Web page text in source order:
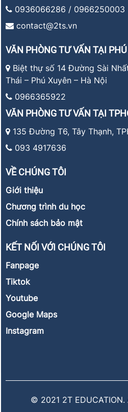
0936066286 / 0966250003
contact@2ts.vn
VĂN PHÒNG TƯ VẤN TẠI
Biệt thự số 14 Đường Sài
Thái – Phú Xuyên – Hà Nội
0966365922
VĂN PHÒNG TƯ VẤN TẠI
135 Đường T6, Tây Thạnh,
093 4917636
VỀ CHÚNG TÔI
Giới thiệu
Chương trình du học
Chính sách bảo mật
KẾT NỐI VỚI CHÚNG TÔI
Fanpage
Tiktok
Youtube
Google Maps
Instagram
© 2021 2T